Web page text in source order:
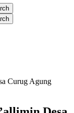
Curug Agung